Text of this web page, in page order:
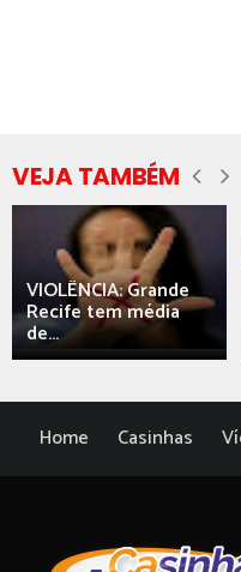
VEJA TAMBÉM
VIOLÊNCIA: Grande
Recife tem média
de...
Home Casinhas